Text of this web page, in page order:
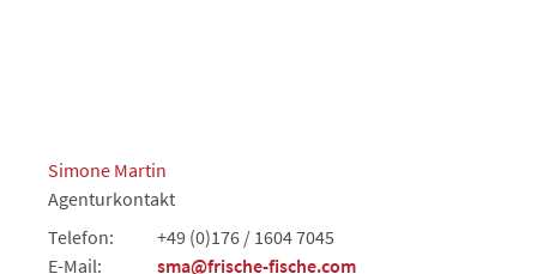
Simone Martin
Agenturkontakt
Telefon:
+49 (0)176 / 1604 7045
E-Mail:
sma@frische-fische.com